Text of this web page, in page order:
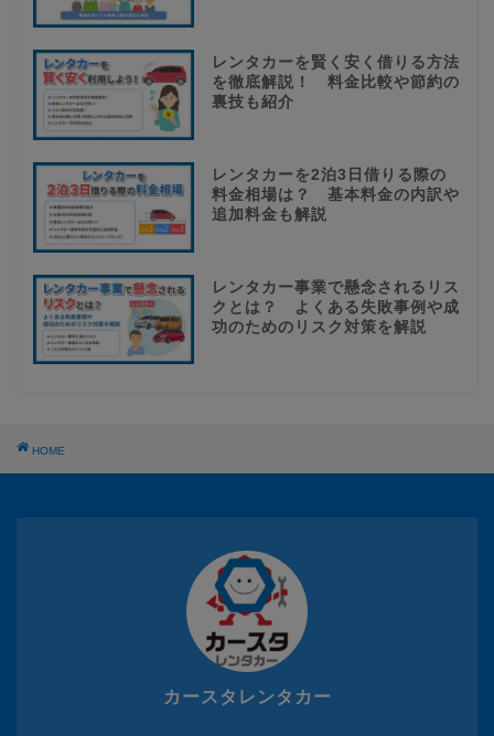
レンタカーを賢く安く借りる方法
を徹底解説！ 料金比較や節約の
裏技も紹介
レンタカーを2泊3日借りる際の
料金相場は？ 基本料金の内訳や
追加料金も解説
レンタカー事業で懸念されるリス
クとは？ よくある失敗事例や成
功のためのリスク対策を解説
HOME
カースタレンタカー